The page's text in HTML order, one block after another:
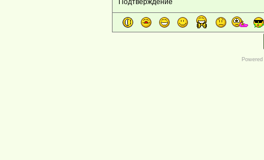
Подтверждение